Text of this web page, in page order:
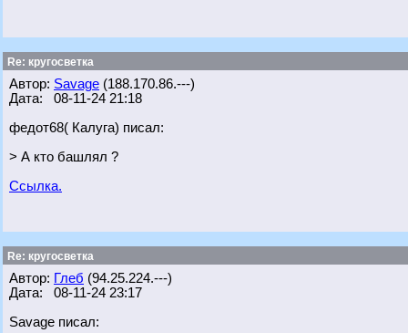
Re: кругосветка
Автор: Savage (188.170.86.---)
Дата: 08-11-24 21:18
федот68( Калуга) писал:
> А кто башлял ?
Ссылка.
Re: кругосветка
Автор: Глеб (94.25.224.---)
Дата: 08-11-24 23:17
Savage писал: